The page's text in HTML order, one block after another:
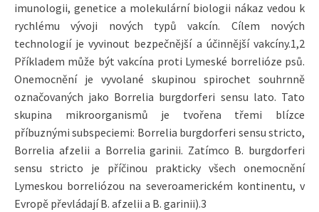
imunologii, genetice a molekulární biologii nákaz vedou k
rychlému vývoji nových typů vakcín. Cílem nových
technologií je vyvinout bezpečnější a účinnější vakcíny.1,2
Příkladem může být vakcína proti Lymeské borrelióze psů.
Onemocnění je vyvolané skupinou spirochet souhrnně
označovaných jako Borrelia burgdorferi sensu lato. Tato
skupina mikroorganismů je tvořena třemi blízce
příbuznými subspeciemi: Borrelia burgdorferi sensu stricto,
Borrelia afzelii a Borrelia garinii. Zatímco B. burgdorferi
sensu stricto je příčinou prakticky všech onemocnění
Lymeskou borreliózou na severoamerickém kontinentu, v
Evropě převládají B. afzelii a B. garinii).3